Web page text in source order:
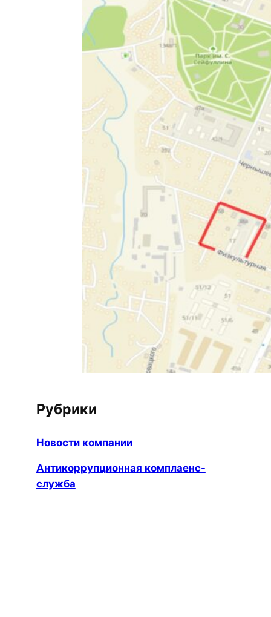
Рубрики
Новости компании
Антикоррупционная комплаенс-
служба